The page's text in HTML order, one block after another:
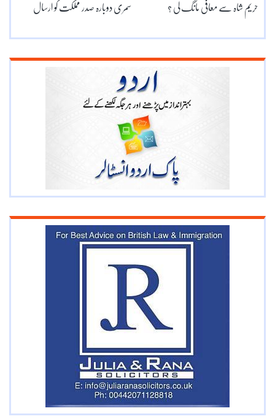
سمری دوبارہ صدر مملکت کو ارسال حریم شاہ سے معافی مانگ لی ؟